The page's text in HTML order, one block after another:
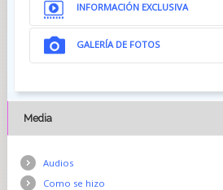
INFORMACIÓN EXCLUSIVA
GALERÍA DE FOTOS
Media
Audios
Como se hizo